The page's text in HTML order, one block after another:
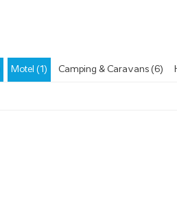
Motel (1) Camping & Caravans (6)